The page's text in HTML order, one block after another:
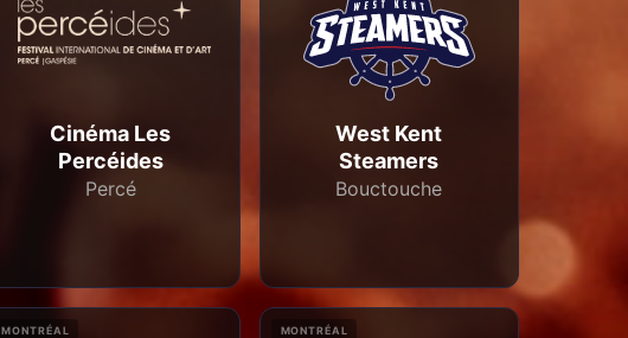
Cinéma Les
Percéides
Percé
West Kent
Steamers
Bouctouche
MONTRÉAL MONTRÉAL